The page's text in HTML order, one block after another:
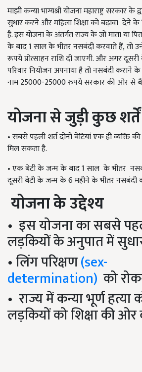
माझी कन्या भाग्यश्री योजना महाराष्ट्र सरकार
सुधार करने और महिला शिक्षा को बढ़ावा देने के
है. इस योजना के अंतर्गत राज्य के जो माता या
के बाद 1 साल के भीतर नसबंदी करवातेहैं,तो
रूपये प्रोत्साहन राशि दी जाएगी. और अगर
परिवार नियोजन अपनाया है तो नसबंदी कराने
नाम25000-25000रुपये सरकार की ओर से
योजना से जुड़ी कुछ शर्तें
•सबसे पहली शर्त दोनों बेटियां एक ही व्यक्ति
मिल सकता है.
•एक बेटी के जन्म के बाद 1 साल के भीतर
दूसरी बेटी के जन्म के 6 महीने के भीतर नसबंदी
योजना के उद्देश्य
• इस योजना का सबसे
लड़कियों के अनुपात में
•लिंग परिक्षण(sex-
determination) को
• राज्य में कन्या भूर्ण
लड़कियों को शिक्षा की ओर